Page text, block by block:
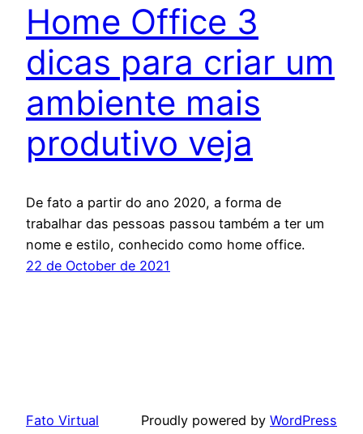
Home Office 3
dicas para criar um
ambiente mais
produtivo veja
De fato a partir do ano 2020, a forma de
trabalhar das pessoas passou também a ter um
nome e estilo, conhecido como home office.
22 de October de 2021
Fato Virtual Proudly powered by WordPress